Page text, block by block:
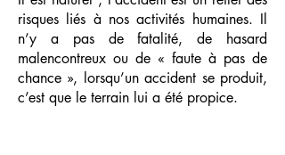
risques liés à nos activités humaines. Il
n’y a pas de fatalité, de hasard
malencontreux ou de « faute à pas de
chance », lorsqu’un accident se produit,
c’est que le terrain lui a été propice.